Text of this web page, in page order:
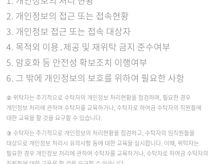
2. 개인정보의 접근 또는 접속현황
3. 개인정보 접근 또는 접속 대상자
4. 목적외 이용․제공 및 재위탁 금지 준수여부
5. 암호화 등 안전성 확보조치 이행여부
6. 그 밖에 개인정보의 보호를 위하여 필요한 사항
② 위탁자는 주기적으로 수탁자의 개인정보 처리현황을 점검하며, 필요한 경우
개인정보 처리에 관하여 수탁자를 교육하거나, 수탁자로 하여금 수탁자의 직원들에
대한 교육을 할 것을 요구할 수 있습니다.
③ 수탁자는 주기적으로 개인정보의 처리현황을 점검하고, 수탁자의 임직원들을
대상으로 개인정보 처리시 유의사항 등에 대한 교육을 실시합니다. 이때, 위탁자는
필요한 경우 개인정보 처리에 관하여 수탁자를 교육하거나, 수탁자로 하여금 수탁자의